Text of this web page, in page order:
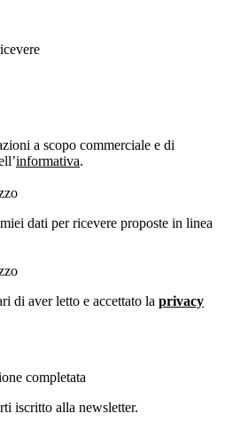
a scopo commerciale e di
informativa.
dati per ricevere proposte in linea
di aver letto e accettato la privacy
completata
iscritto alla newsletter.